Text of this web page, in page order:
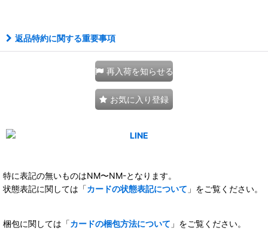
返品特約に関する重要事項
再入荷を知らせる
お気に入り登録
特に表記の無いものはNM〜NM-となります。
状態表記に関しては「カードの状態表記について 」をご覧ください。
梱包に関しては「カードの梱包方法について 」をご覧ください。